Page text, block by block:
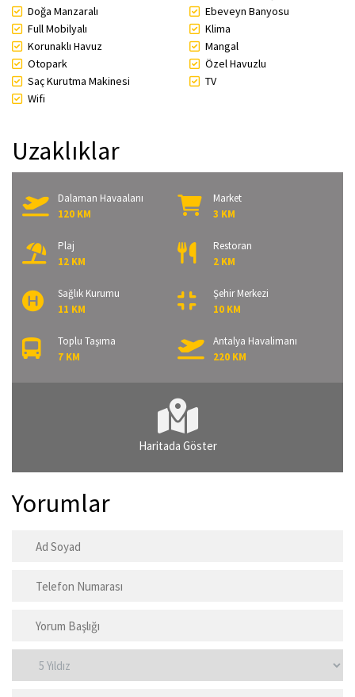
Doğa Manzaralı
Ebeveyn Banyosu
Full Mobilyalı
Klima
Korunaklı Havuz
Mangal
Otopark
Özel Havuzlu
Saç Kurutma Makinesi
TV
Wifi
Uzaklıklar
Dalaman Havaalanı
120 KM
Market
3 KM
Plaj
12 KM
Restoran
2 KM
Sağlık Kurumu
11 KM
Şehir Merkezi
10 KM
Toplu Taşıma
7 KM
Antalya Havalimanı
220 KM
Haritada Göster
Yorumlar